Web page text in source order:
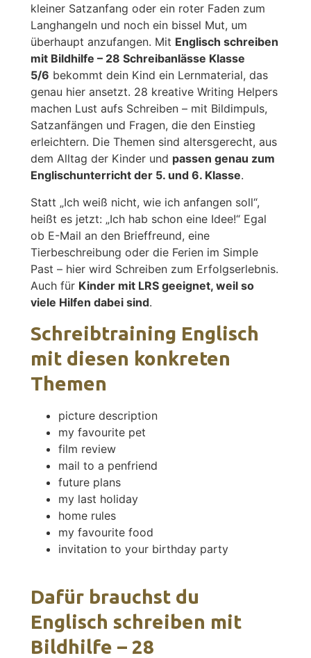
kleiner Satzanfang oder ein roter Faden zum
Langhangeln und noch ein bissel Mut, um
überhaupt anzufangen. Mit Englisch schreiben
mit Bildhilfe – 28 Schreibanlässe Klasse
5/6 bekommt dein Kind ein Lernmaterial, das
genau hier ansetzt. 28 kreative Writing Helpers
machen Lust aufs Schreiben – mit Bildimpuls,
Satzanfängen und Fragen, die den Einstieg
erleichtern. Die Themen sind altersgerecht, aus
dem Alltag der Kinder und passen genau zum
Englischunterricht der 5. und 6. Klasse.
Statt „Ich weiß nicht, wie ich anfangen soll“,
heißt es jetzt: „Ich hab schon eine Idee!“ Egal
ob E-Mail an den Brieffreund, eine
Tierbeschreibung oder die Ferien im Simple
Past – hier wird Schreiben zum Erfolgserlebnis.
Auch für Kinder mit LRS geeignet, weil so
viele Hilfen dabei sind.
Schreibtraining Englisch
mit diesen konkreten
Themen
picture description
my favourite pet
film review
mail to a penfriend
future plans
my last holiday
home rules
my favourite food
invitation to your birthday party
Dafür brauchst du
Englisch schreiben mit
Bildhilfe – 28